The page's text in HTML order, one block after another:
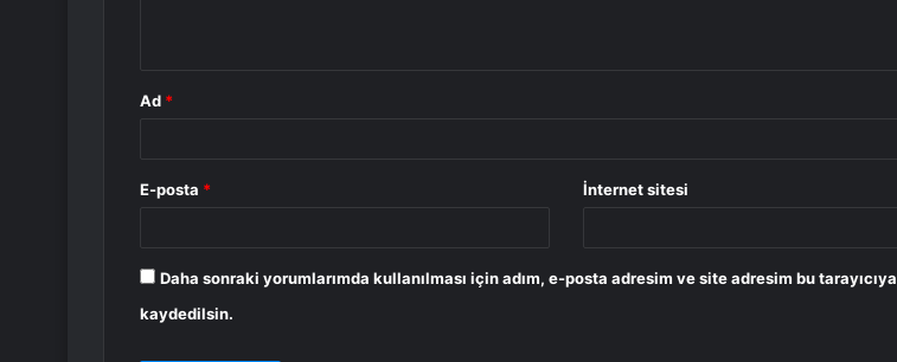
Ad *
E-posta * İnternet sitesi
Daha sonraki yorumlarımda kullanılması için adım, e-posta adresim ve site adresim bu tarayıcıya
kaydedilsin.